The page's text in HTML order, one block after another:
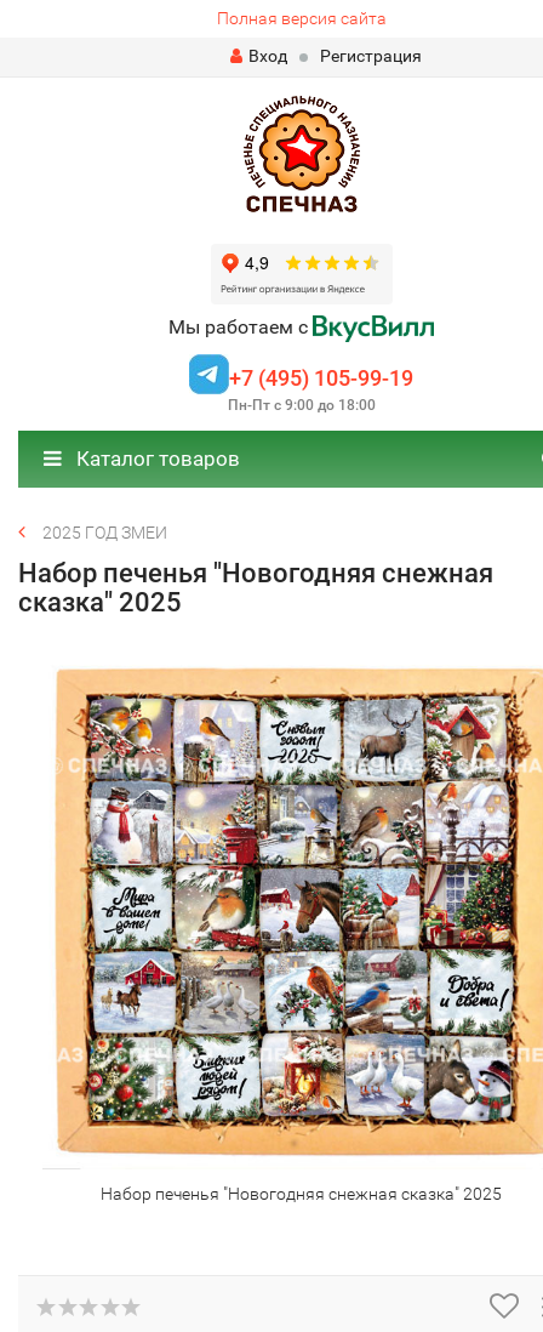
Полная версия сайта
Вход
Регистрация
Мы работаем с
+7 (495) 105-99-19
Пн-Пт с 9:00 до 18:00
Каталог товаров
2025 ГОД ЗМЕИ
Набор печенья "Новогодняя снежная
сказка" 2025
Набор печенья "Новогодняя снежная сказка" 2025